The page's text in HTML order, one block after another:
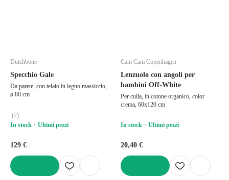
Dutchbone
Specchio Gale
Da parete, con telaio in legno massiccio,
ø 80 cm
(2)
In stock
Ultimi pezzi
129 €
Cam Cam Copenhagen
Lenzuolo con angoli per
bambini Off-White
Per culla, in cotone organico, color
crema, 60x120 cm
In stock Ultimi pezzi
20,40 €